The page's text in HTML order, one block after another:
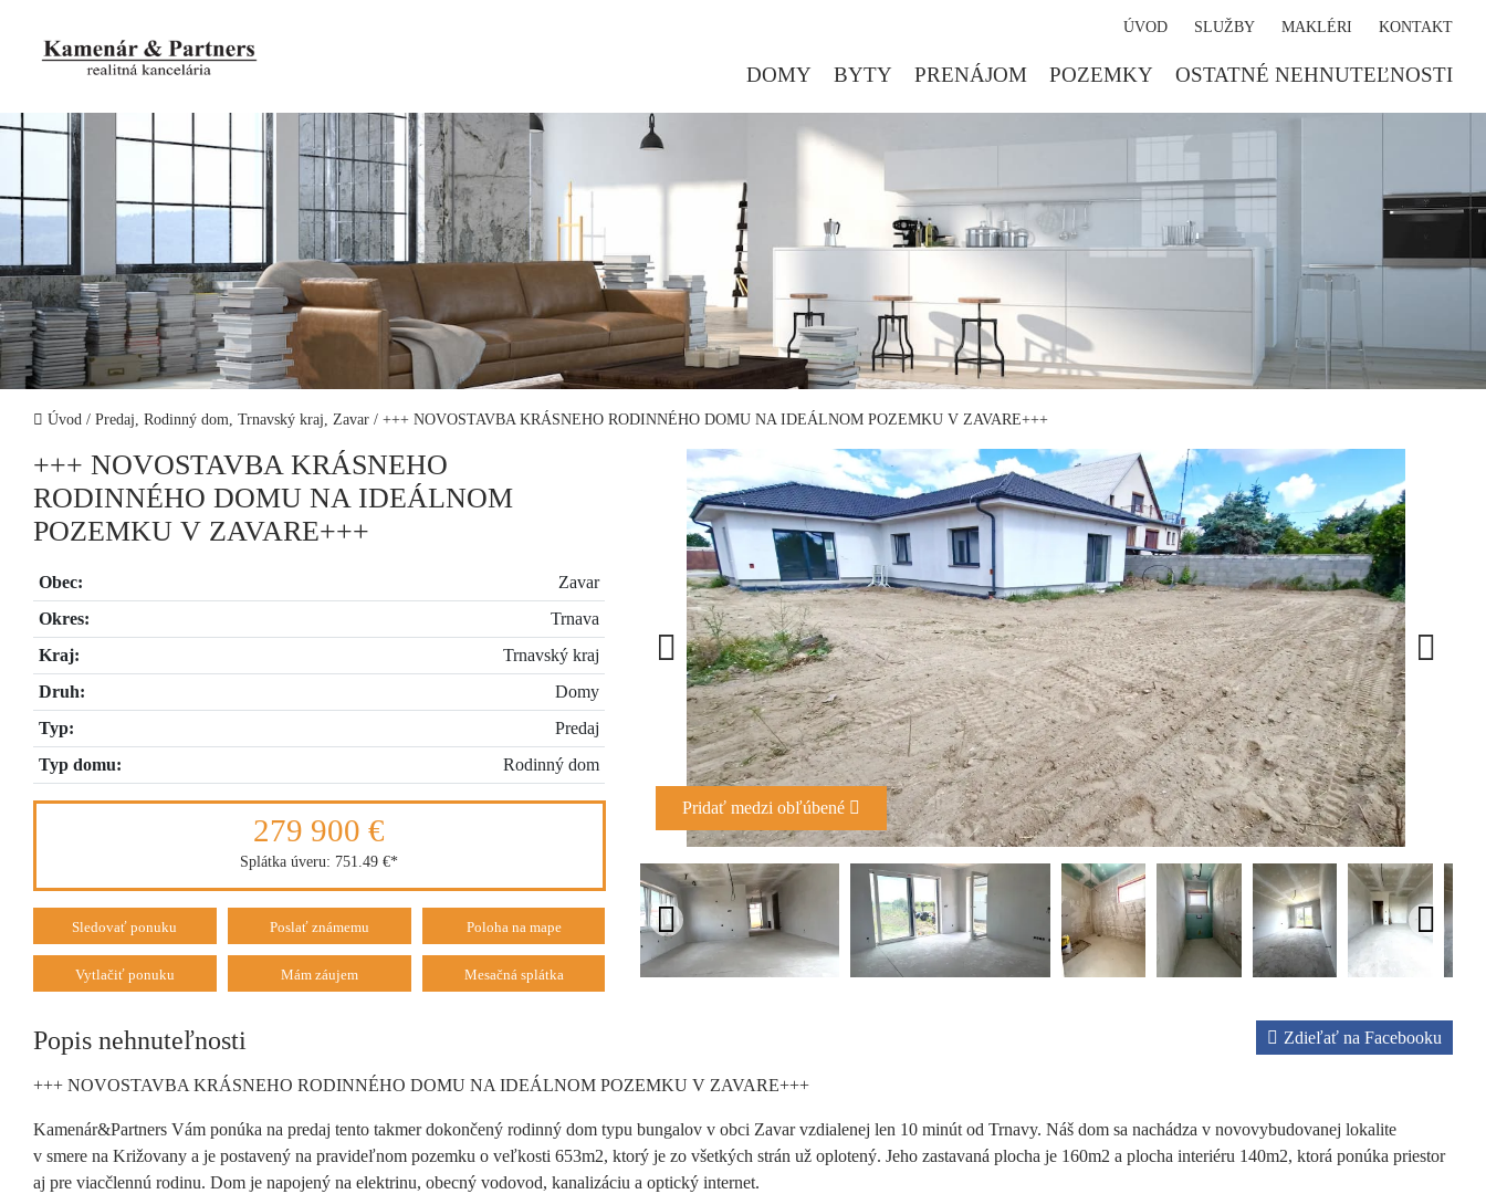
ÚVOD SLUŽBY MAKLÉRI KONTAKT
DOMY BYTY PRENÁJOM POZEMKY OSTATNÉ NEHNUTEĽNOSTI
Úvod / Predaj, Rodinný dom, Trnavský kraj, Zavar / +++ NOVOSTAVBA KRÁSNEHO RODINNÉHO DOMU NA IDEÁLNOM POZEMKU V ZAVARE+++
+++ NOVOSTAVBA KRÁSNEHO
RODINNÉHO DOMU NA IDEÁLNOM
POZEMKU V ZAVARE+++
Obec:
Zavar
Okres:
Trnava
Kraj:
Trnavský kraj
Druh:
Domy
Typ:
Predaj
Typ domu:
Rodinný dom
279 900 €
Splátka úveru: 751.49 €*
Sledovať ponuku Poslať známemu Poloha na mape
Vytlačiť ponuku Mám záujem Mesačná splátka
Pridať medzi obľúbené
Popis nehnuteľnosti Zdieľať na Facebooku
+++ NOVOSTAVBA KRÁSNEHO RODINNÉHO DOMU NA IDEÁLNOM POZEMKU V ZAVARE+++
Kamenár&Partners Vám ponúka na predaj tento takmer dokončený rodinný dom typu bungalov v obci Zavar vzdialenej len 10 minút od Trnavy. Náš dom sa nachádza v novovybudovanej lokalite
v smere na Križovany a je postavený na pravideľnom pozemku o veľkosti 653m2, ktorý je zo všetkých strán už oplotený. Jeho zastavaná plocha je 160m2 a plocha interiéru 140m2, ktorá ponúka priestor
aj pre viacčlennú rodinu. Dom je napojený na elektrinu, obecný vodovod, kanalizáciu a optický internet.